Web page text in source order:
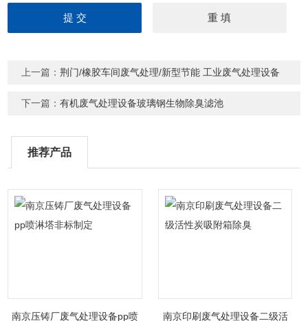
上一篇：荆门/橡胶车间废气处理/新型节能 工业废气处理设备
下一篇：有机废气处理设备玻璃钢生物除臭滤池
推荐产品
南京压铸厂废气处理设备pp喷 南京印刷废气处理设备二级活